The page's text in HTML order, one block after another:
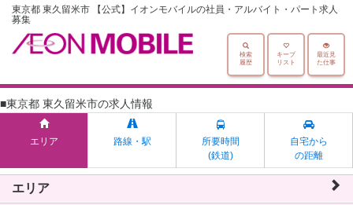
東京都 東久留米市 【公式】イオンモバイルの社員・アルバイト・パート求人
募集
最近見
た仕事
キープ
リスト
検索
履歴
■東京都 東久留米市の求人情報
エリア 路線・駅
所要時間
(鉄道)
自宅から
の距離
エリア